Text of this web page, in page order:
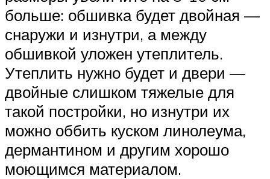
больше: обшивка будет двойная —
снаружи и изнутри, а между
обшивкой уложен утеплитель.
Утеплить нужно будет и двери —
двойные слишком тяжелые для
такой постройки, но изнутри их
можно оббить куском линолеума,
дермантином и другим хорошо
моющимся материалом.